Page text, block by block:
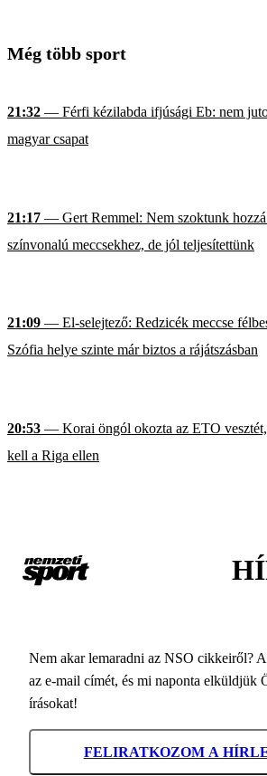
Még több sport
21:32 — Férfi kézilabda ifjúsági Eb: nem
magyar csapat
21:17 — Gert Remmel: Nem szoktunk
színvonalú meccsekhez, de jól teljesítettünk
21:09 — El-selejtező: Redzicék meccse
Szófia helye szinte már biztos a rájátszásban
20:53 — Korai öngól okozta az ETO
kell a Riga ellen
Nem akar lemaradni az NSO cikkeiről?
az e-mail címét, és mi naponta elküldjük
írásokat!
FELIRATKOZOM A